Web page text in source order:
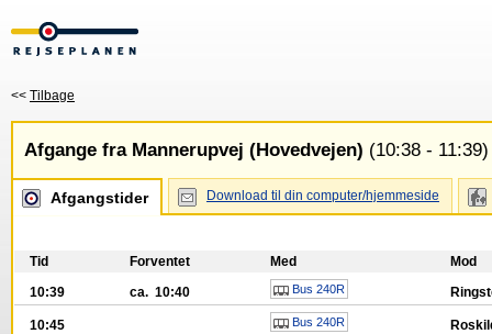
<< Tilbage
Afgange fra Mannerupvej (Hovedvejen) (10:38 - 11:39)
Afgangstider Download til din computer/hjemmeside
Tid Forventet Med
Mod
10:39
ca. 10:40 Bus 240R
10:45 Bus 240R